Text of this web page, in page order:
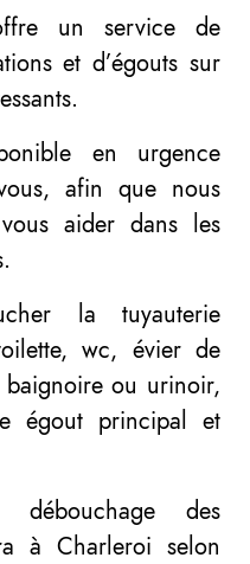
un service de
et d’égouts sur
en urgence
afin que nous
aider dans les
la tuyauterie
wc, évier de
ou urinoir,
égout principal et
des
à Charleroi selon